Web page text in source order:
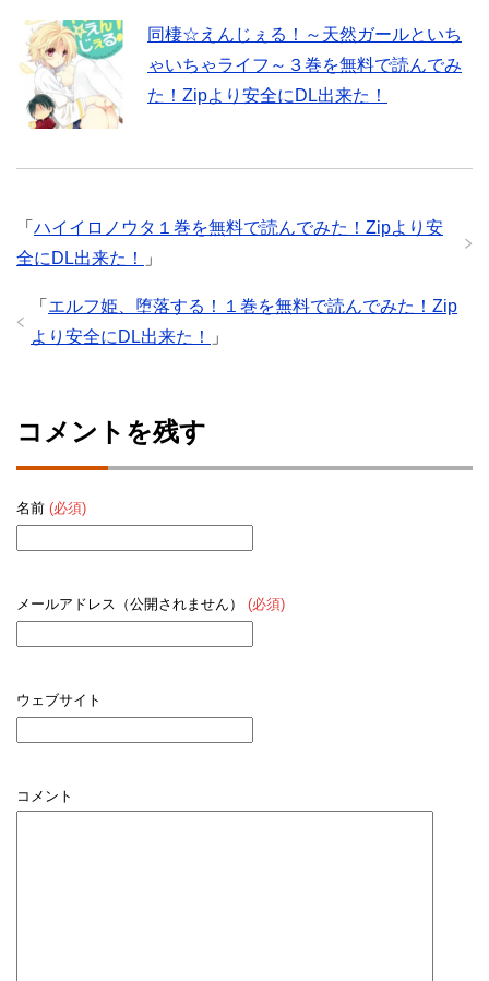
同棲☆えんじぇる！～天然ガールといち
ゃいちゃライフ～３巻を無料で読んでみ
た！Zipより安全にDL出来た！
「 ハイイロノウタ１巻を無料で読んでみた！Zipより安
全にDL出来た！
」
「 エルフ姫、堕落する！１巻を無料で読んでみた！Zip
より安全にDL出来た！
」
コメントを残す
名前 (必須)
メールアドレス（公開されません） (必須)
ウェブサイト
コメント